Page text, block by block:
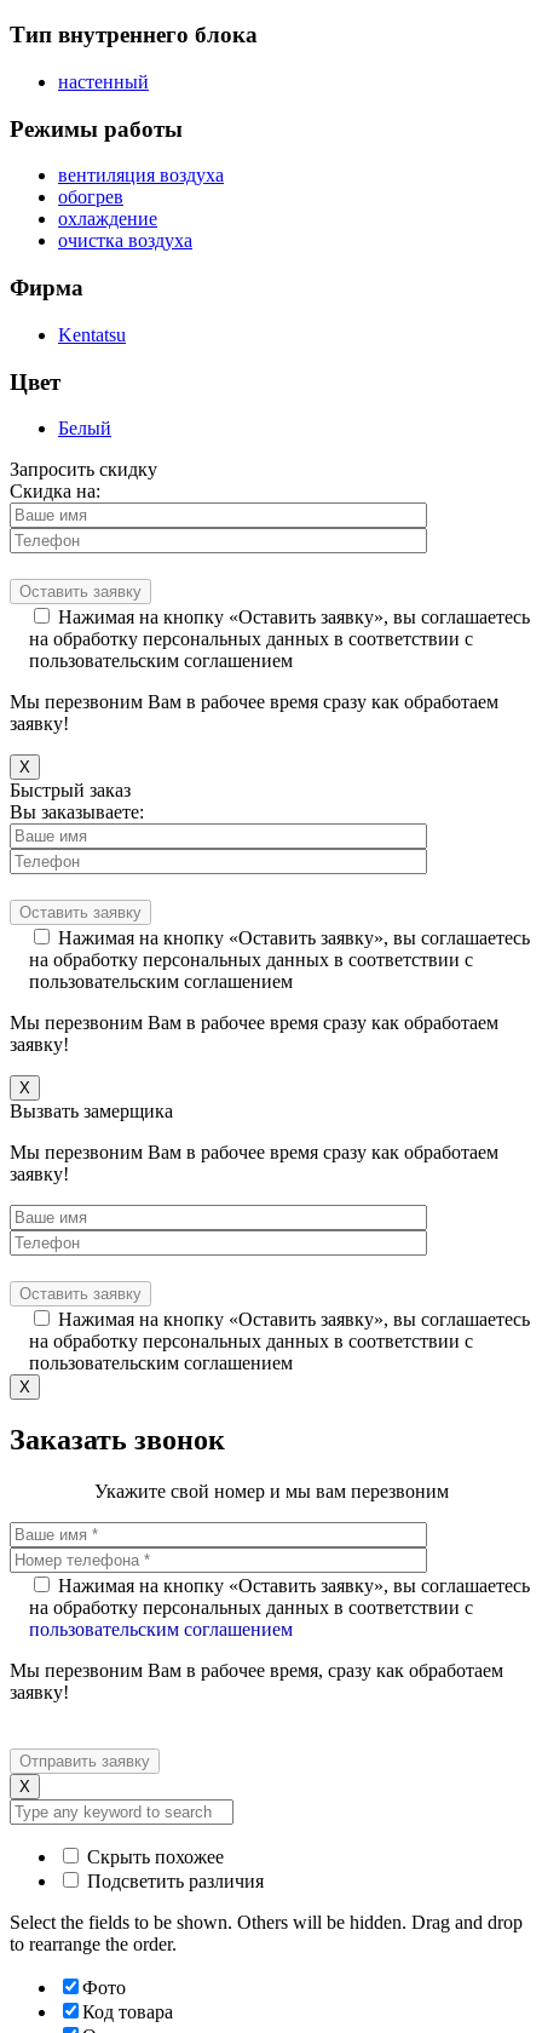
Тип внутреннего блока
настенный
Режимы работы
вентиляция воздуха
обогрев
охлаждение
очистка воздуха
Фирма
Kentatsu
Цвет
Белый
Запросить скидку
Скидка на:
Нажимая на кнопку «Оставить заявку», вы соглашаетесь
на обработку персональных данных в соответствии с
пользовательским соглашением
Мы перезвоним Вам в рабочее время сразу как обработаем
заявку!
X
Быстрый заказ
Вы заказываете:
Нажимая на кнопку «Оставить заявку», вы соглашаетесь
на обработку персональных данных в соответствии с
пользовательским соглашением
Мы перезвоним Вам в рабочее время сразу как обработаем
заявку!
X
Вызвать замерщика
Мы перезвоним Вам в рабочее время сразу как обработаем
заявку!
Нажимая на кнопку «Оставить заявку», вы соглашаетесь
на обработку персональных данных в соответствии с
пользовательским соглашением
X
Заказать звонок
Укажите свой номер и мы вам перезвоним
Нажимая на кнопку «Оставить заявку», вы соглашаетесь
на обработку персональных данных в соответствии с
пользовательским соглашением
Мы перезвоним Вам в рабочее время, сразу как обработаем
заявку!
X
Скрыть похожее
Подсветить различия
Select the fields to be shown. Others will be hidden. Drag and drop
to rearrange the order.
Фото
Код товара